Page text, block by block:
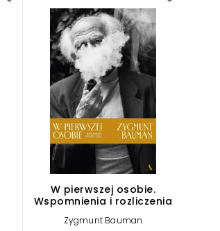
W pierwszej osobie.
Wspomnienia i rozliczenia
Zygmunt Bauman